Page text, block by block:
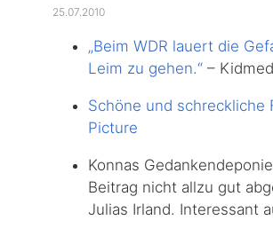
25.07.2010
„Beim WDR lauert die
Leim zu gehen.“ –
Schöne und
Picture
Konnas
Beitrag nicht allzu gut
Julias Irland. Interessant